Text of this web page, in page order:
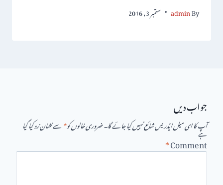
By
admin ستمبر 3, 2016
جواب دیں
آپ کا ای میل ایڈریس شائع نہیں کیا جائے گا۔ضروری خانوں کو*سے نشان زد کیا گیا ہے
Comment
*